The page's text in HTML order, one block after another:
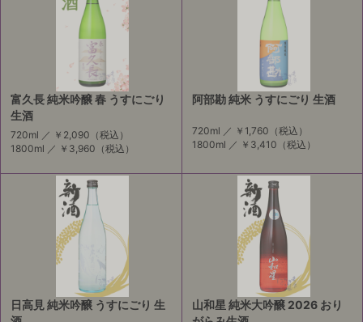
富久長 純米吟醸 春 うすにごり
生酒
720ml ／ ￥2,090 （税込）
1800ml ／ ￥3,960 （税込）
阿部勘 純米 うすにごり 生酒
720ml ／ ￥1,760 （税込）
1800ml ／ ￥3,410 （税込）
日高見 純米吟醸 うすにごり 生
山和星 純米大吟醸 2026 おり